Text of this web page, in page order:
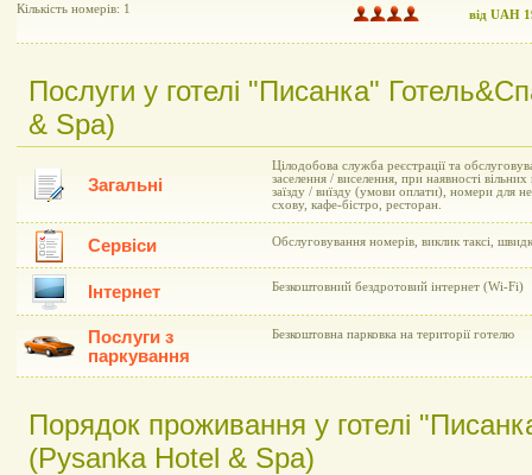
Кількість номерів: 1 від UAH
Послуги у готелі "Писанка"
& Spa)
Загальні
Цілодобова служба реєстрації та
заселення / виселення, при наявності
заїзду / виїзду (умови оплати), номери для
схову, кафе-бістро, ресторан.
Сервіси Обслуговування номерів, виклик таксі,
Інтернет Безкоштовний бездротовий інтернет (Wi-Fi)
Послуги з
паркування
Безкоштовна парковка на території готелю
Порядок проживання у готелі
(Pysanka Hotel & Spa)